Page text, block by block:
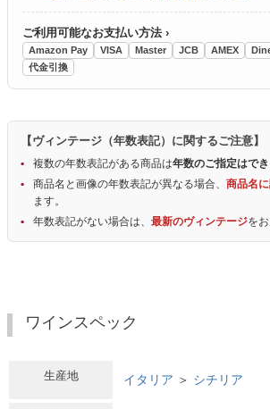
ご利用可能なお支払い方法 ›
Amazon Pay VISA Master JCB AMEX
代金引換
【ヴィンテージ（年数表記）に関するご注意】
複数の年数表記がある商品は年数のご指定はで
商品名と画像の年数表記が異なる場合、 商品名
ます。
年数表記がない場合は、 最新のヴィンテージを
ワインスペック
生産地 イタリア ＞ シチリア